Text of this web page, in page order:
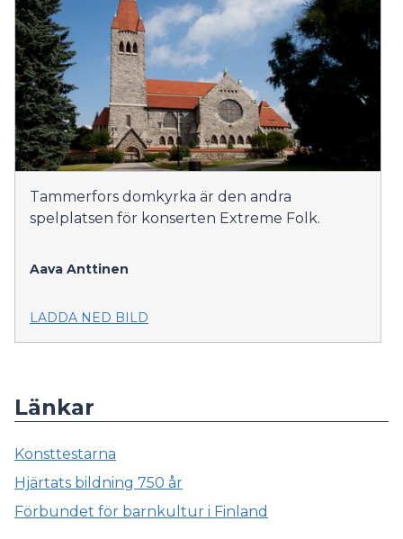
Tammerfors domkyrka är den andra
spelplatsen för konserten Extreme Folk.
Aava Anttinen
LADDA NED BILD
Länkar
Konsttestarna
Hjärtats bildning 750 år
Förbundet för barnkultur i Finland